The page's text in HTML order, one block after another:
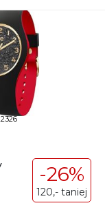
-26%
120,- taniej